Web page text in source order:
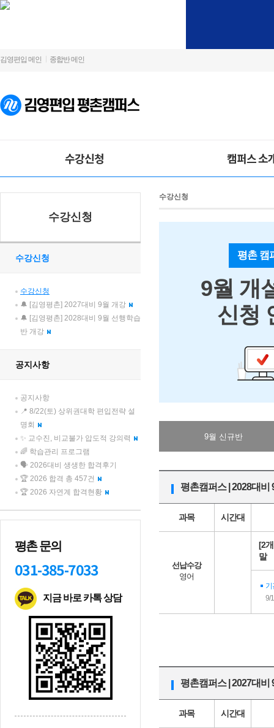
김영편입 메인 종합반 메인
수강신청 캠퍼스 소
수강신청
수강신청
수강신청
🔔 [김영평촌] 2027대비 9월 개강
🔔 [김영평촌] 2028대비 9월 선행학습
반 개강
공지사항
공지사항
📍 8/22(토) 상위권대학 편입전략 설
명회
✨ 교수진, 비교불가 압도적 강의력
🌈 학습관리 프로그램
🗣️ 2026대비 생생한 합격후기
🏆 2026 합격 총 457건
🏆 2026 자연계 합격현황
평촌 문의
031-385-7033
지금 바로 카톡 상담
수강신청
평촌 캠
9월 개
신청
9월 신규반
평촌캠퍼스 | 2028대비
과목 시간대
선납수강
영어
[2
말
기
9/
평촌캠퍼스 | 2027대비
과목 시간대